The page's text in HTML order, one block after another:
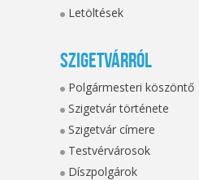
Letöltések
Szigetvárról
Polgármesteri köszöntő
Szigetvár története
Szigetvár címere
Testvérvárosok
Díszpolgárok